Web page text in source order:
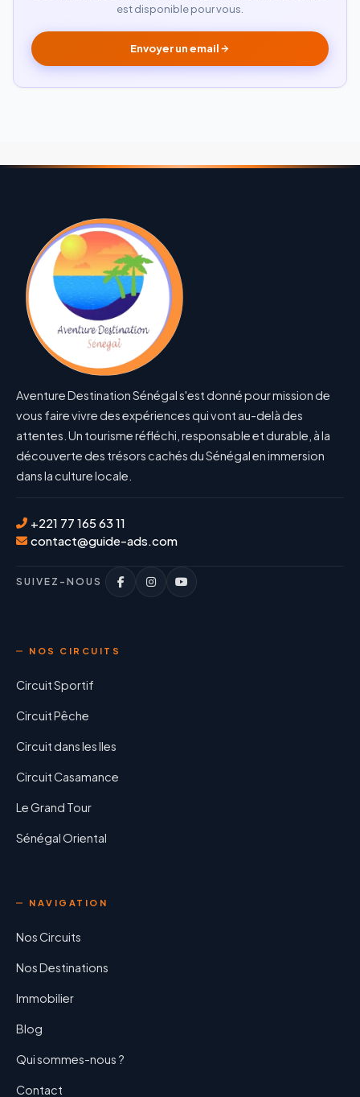
est disponible pour vous.
Envoyer un email
Aventure Destination Sénégal s'est donné pour mission de
vous faire vivre des expériences qui vont au-delà des
attentes. Un tourisme réfléchi, responsable et durable, à la
découverte des trésors cachés du Sénégal en immersion
dans la culture locale.
+221 77 165 63 11
contact@guide-ads.com
SUIVEZ-NOUS
NOS CIRCUITS
Circuit Sportif
Circuit Pêche
Circuit dans les Iles
Circuit Casamance
Le Grand Tour
Sénégal Oriental
NAVIGATION
Nos Circuits
Nos Destinations
Immobilier
Blog
Qui sommes-nous ?
Contact